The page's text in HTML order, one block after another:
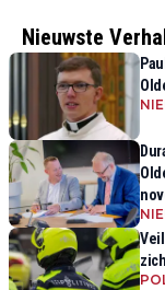
Nieuwste